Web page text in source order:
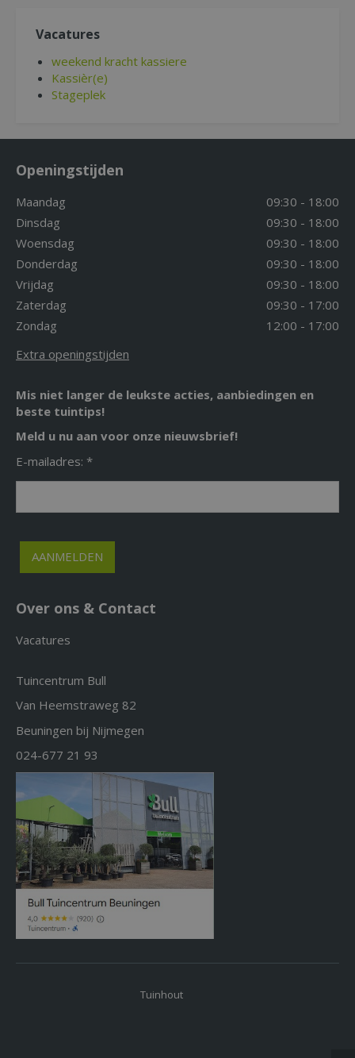
Vacatures
weekend kracht kassiere
Kassièr(e)
Stageplek
Openingstijden
Maandag
09:30 - 18:00
Dinsdag
09:30 - 18:00
Woensdag
09:30 - 18:00
Donderdag
09:30 - 18:00
Vrijdag
09:30 - 18:00
Zaterdag
09:30 - 17:00
Zondag
12:00 - 17:00
Extra openingstijden
Mis niet langer de leukste acties, aanbiedingen en
beste tuintips!
Meld u nu aan voor onze nieuwsbrief!
E-mailadres: *
Over ons & Contact
Vacatures
Tuincentrum Bull
Van Heemstraweg 82
Beuningen bij Nijmegen
024-677 21 93
Tuinhout